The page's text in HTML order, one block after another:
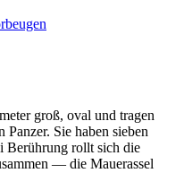
groß, oval und tragen
Panzer. Sie haben sieben
Berührung rollt sich die
— die Mauerassel